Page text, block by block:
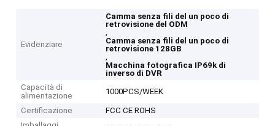
Evidenziare
Camma senza fili del un poco di
retrovisione del ODM
,
Camma senza fili del un poco di
retrovisione 128GB
,
Macchina fotografica IP69k di
inverso di DVR
Capacità di
alimentazione
1000PCS/WEEK
Certificazione
FCC CE ROHS